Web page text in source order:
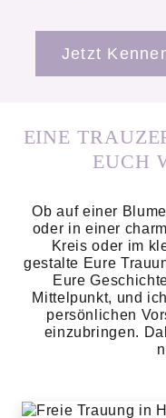
Jetzt
EINE
EUCH
Ob auf einer
oder in einer
Kreis oder im
gestalte Eure
Eure
Mittelpunkt, und
persönlichen
einzubringen.